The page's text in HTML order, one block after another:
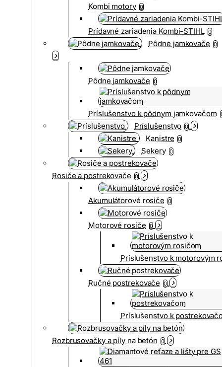
Kombi motory 0
Prídavné zariadenia Kombi-STIHL 0
Pôdne jamkovače 0
Pôdne jamkovače 0
Príslušenstvo k pôdnym jamkovačom
Príslušenstvo 0
Kanistre 0
Sekery 0
Rosiče a postrekovače 0
Akumulátorové rosiče 0
Motorové rosiče 0
Príslušenstvo k motorovým
Ručné postrekovače 0
Príslušenstvo k
Rozbrusovačky a píly na betón 0